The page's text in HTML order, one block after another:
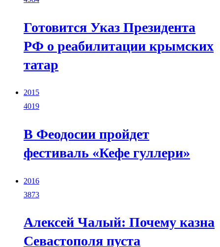
Готовится Указ Президента
РФ о реабилитации крымских
татар
2015
4019
В Феодосии пройдет
фестиваль «Кефе гуллери»
2016
3873
Алексей Чалый: Почему казна
Севастополя пуста